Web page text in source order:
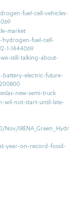
fuel-cell-vehicles-
market
fuel-cell-
1-1444069
still-talking-about-
electric-future-
new-semi-truck
wil-not-start-until-late-
Nov/IRENA_Green_Hydr
year-on-record-fossil-